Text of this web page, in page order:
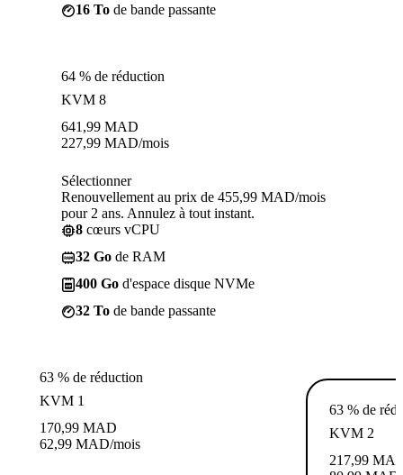
16 To de bande passante
64 % de réduction
KVM 8
641,99 MAD
227,99 MAD/mois
Sélectionner
Renouvellement au prix de 455,99 MAD/mois
pour 2 ans. Annulez à tout instant.
8 cœurs vCPU
32 Go de RAM
400 Go d'espace disque NVMe
32 To de bande passante
63 % de réduction
KVM 1
170,99 MAD
62,99 MAD/mois
63 % de
KVM 2
217,99